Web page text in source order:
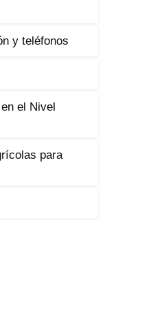
y teléfonos
el Nivel
para